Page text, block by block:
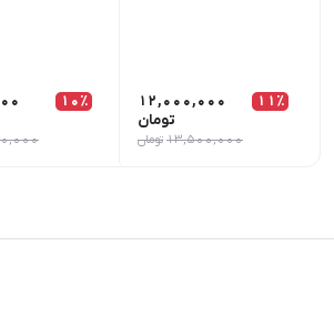
11٪
12,000,000
تومان
13,500,000 تومان
10٪